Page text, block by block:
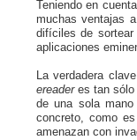
Teniendo en
muchas ventajas
difíciles de
aplicaciones
La verdadera
ereader es tan
de una sola
concreto, como
amenazan con